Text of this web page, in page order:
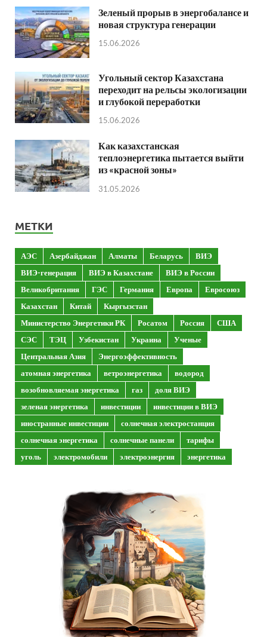
Зеленый прорыв в энергобалансе и
новая структура генерации
15.06.2026
Угольный сектор Казахстана
переходит на рельсы экологизации
и глубокой переработки
15.06.2026
Как казахстанская
теплоэнергетика пытается выйти
из «красной зоны»
31.05.2026
МЕТКИ
АЭС Азербайджан Алматы Беларусь
ВИЭ
ВИЭ-генерация
ВИЭ в Казахстане
ВИЭ в России
Великобритания
ГЭС Германия Европа
Евросоюз
Казахстан
Китай
Кыргызстан
Министерство Энергетики РК
Росатом Россия
США
СЭС
ТЭЦ Узбекистан Украина
Ученые
Центральная Азия
Энергоэффективность
атомная энергетика
ветроэнергетика
водород
возобновляемая энергетика
газ
доля ВИЭ
зеленая энергетика
инвестиции
инвестиции в ВИЭ
иностранные инвестиции
солнечная электростанция
солнечная энергетика
солнечные панели
тарифы
уголь
электромобили электроэнергия энергетика